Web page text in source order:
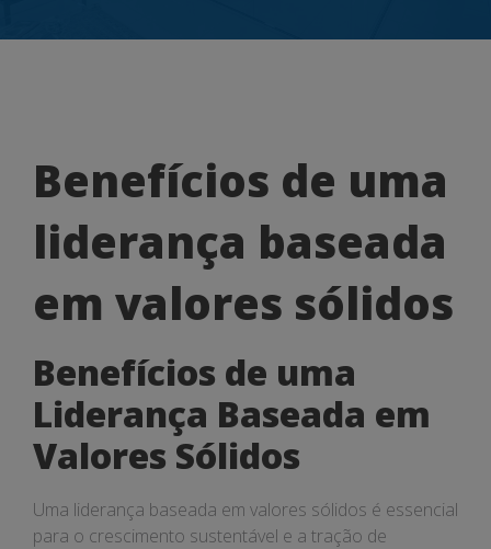
Benefícios
de
uma
liderança
baseada
em
valores
sólidos
Benefícios de uma
liderança baseada
em valores sólidos
Benefícios de uma
Liderança Baseada em
Valores Sólidos
Uma liderança baseada em valores sólidos é essencial
para o crescimento sustentável e a tração de